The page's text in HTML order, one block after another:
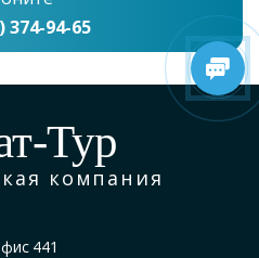
374-94-65
Тур
компания
441